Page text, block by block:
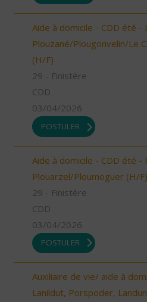
Aide à domicile - CDD été -
Plouzané/Plougonvelin/Le
(H/F)
29 - Finistère
CDD
03/04/2026
POSTULER
Aide à domicile - CDD été -
Plouarzel/Ploumoguer (H/F)
29 - Finistère
CDD
03/04/2026
POSTULER
Auxiliaire de vie/ aide à
Lanildut, Porspoder,